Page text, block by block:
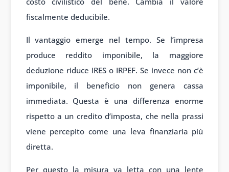
fiscalmente deducibile.
Il vantaggio emerge nel tempo. Se l’impresa
produce reddito imponibile, la maggiore
deduzione riduce IRES o IRPEF. Se invece non c’è
imponibile, il beneficio non genera cassa
immediata. Questa è una differenza enorme
rispetto a un credito d’imposta, che nella prassi
viene percepito come una leva finanziaria più
diretta.
Per questo la misura va letta con una lente